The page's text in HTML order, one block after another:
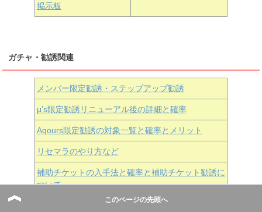
掲示板
ガチャ・勧誘関連
メンバー限定勧誘・ステップアップ勧誘
μ’s限定勧誘リニューアル後の詳細と確率
Aqours限定勧誘の対象一覧と確率とメリット
リセマラのやり方など
補助チケットの入手法と確率と補助チケット勧誘に
ついて
勧誘チケットでSR以上は出るのか
このページの先頭へ